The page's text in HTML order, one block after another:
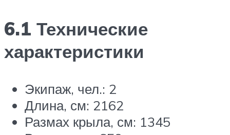
6.1 Технические
характеристики
Экипаж, чел.: 2
Длина, см: 2162
Размах крыла, см: 1345